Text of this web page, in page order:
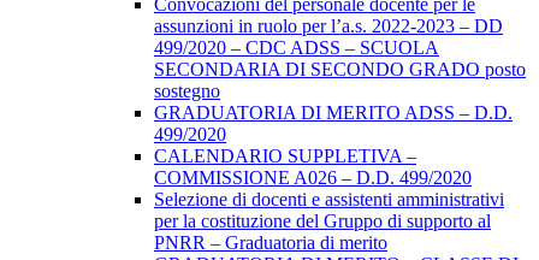
Convocazioni del personale docente per le
assunzioni in ruolo per l’a.s. 2022-2023 – DD
499/2020 – CDC ADSS – SCUOLA
SECONDARIA DI SECONDO GRADO posto
sostegno
GRADUATORIA DI MERITO ADSS – D.D.
499/2020
CALENDARIO SUPPLETIVA –
COMMISSIONE A026 – D.D. 499/2020
Selezione di docenti e assistenti amministrativi
per la costituzione del Gruppo di supporto al
PNRR – Graduatoria di merito